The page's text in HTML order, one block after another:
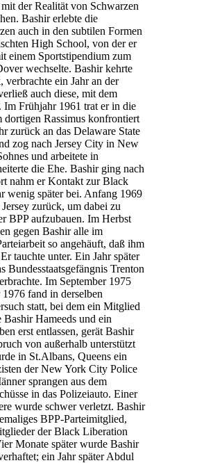
der Realität von Schwarzen
Bashir erlebte die
auch in den subtilen Formen
High School, von der er
einem Sportstipendium zum
wechselte. Bashir kehrte
ein Jahr an der
auch diese, mit dem
Frühjahr 1961 trat er in die
Rassimus konfrontiert
zurück an das Delaware State
zog nach Jersey City in New
und arbeitete in
die Ehe. Bashir ging nach
nahm er Kontakt zur Black
wenig später bei. Anfang 1969
zurück, um dabei zu
BPP aufzubauen. Im Herbst
gegen Bashir alle im
so angehäuft, daß ihm
tauchte unter. Ein Jahr später
Bundesstaatsgefängnis Trenton
Im September 1975
fand in derselben
statt, bei dem ein Mitglied
Hameeds und ein
erst entlassen, gerät Bashir
von außerhalb unterstützt
in St.Albans, Queens ein
der New York City Police
sprangen aus dem
in das Polizeiauto. Einer
wurde schwer verletzt. Bashir
BPP-Parteimitglied,
der Black Liberation
Monate später wurde Bashir
ein Jahr später Abdul